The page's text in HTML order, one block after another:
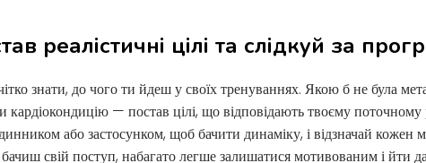
реалістичні цілі та слідкуй за
знати, до чого ти йдеш у своїх тренуваннях. Якою б не була
кардіокондицію — постав цілі, що відповідають твоєму
або застосунком, щоб бачити динаміку, і відзначай кожен
бачиш свій поступ, набагато легше залишатися мотивованим і йти